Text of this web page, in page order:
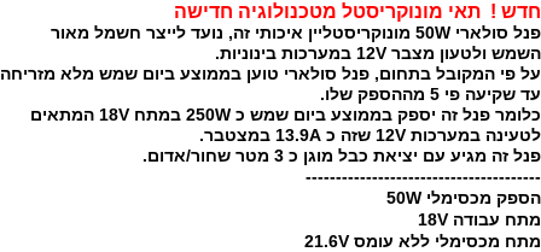
חדש ! תאי מונוקריסטל מטכנולוגיה חדישה
פנל סולארי 50W מונוקריסטליין איכותי זה, נועד לייצר חשמל מאור
השמש ולטעון מצבר 12V במערכות בינוניות.
על פי המקובל בתחום, פנל סולארי טוען בממוצע ביום שמש מלא מזריחה
עד שקיעה פי 5 מההספק שלו.
כלומר פנל זה יספק בממוצע ביום שמש כ 250W במתח 18V המתאים
לטעינה במערכות 12V שזה כ 13.9A במצטבר.
פנל זה מגיע עם יציאת כבל מוגן כ 3 מטר שחור/אדום.
---------------------------------------
הספק מכסימלי 50W
מתח עבודה 18V
מתח מכסימלי ללא עומס 21.6V